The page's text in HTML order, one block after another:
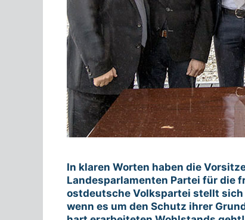
In klaren Worten haben die
Landesparlamenten Partei für die
ostdeutsche Volkspartei stellt sich
wenn es um den Schutz ihrer